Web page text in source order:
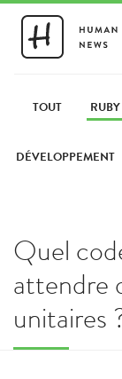
TOUT RUBY
DÉVELOPPEMENT
Quel
attendre
unitaires